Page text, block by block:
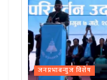
जनप्रभाबन्युज विशेष